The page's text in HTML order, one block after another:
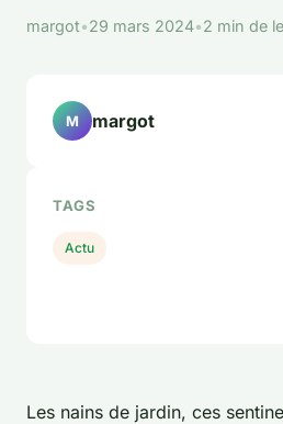
margot•29 mars 2024•2 min de
Les nains de jardin, ces
M margot
TAGS
Actu